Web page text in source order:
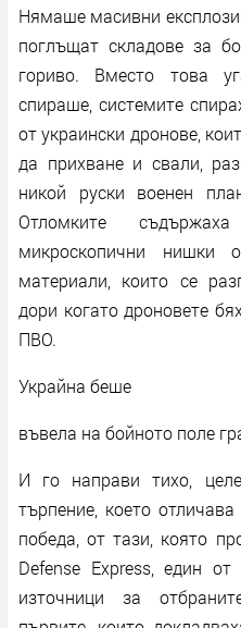
Нямаше масивни
поглъщат складове за
гориво. Вместо това
спираше, системите
от украински дронове,
да прихване и свали,
никой руски военен
Отломките
микроскопични нишки
материали, които се
дори когато дроновете
ПВО.
Украйна беше
въвела на бойното поле
И го направи тихо,
търпение, което
победа, от тази, която
Defense Express, един от
източници за